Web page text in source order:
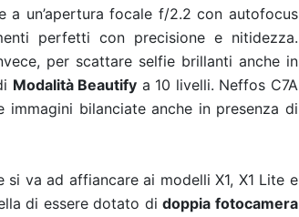
a un’apertura focale f/2.2 con autofocus
perfetti con precisione e nitidezza.
per scattare selfie brillanti anche in
Modalità Beautify a 10 livelli. Neffos C7A
immagini bilanciate anche in presenza di
va ad affiancare ai modelli X1, X1 Lite e
di essere dotato didoppia fotocamera